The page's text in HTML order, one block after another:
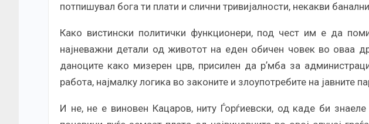
потпишувал бога ти плати и слични тривијалности, некакви
Како вистински политички функционери, под чест им е да
најневажни детали од животот на еден обичен човек во оваа
даноците како мизерен црв, присилен да рʼмба за
работа, најмалку логика во законите и злоупотребите на јавните
И не, не е виновен Кацаров, ниту Ѓорѓиевски, од каде би